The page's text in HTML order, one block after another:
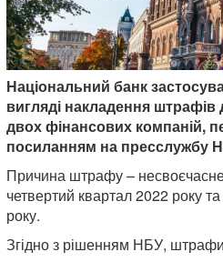
Національний банк
вигляді накладення штрафів
двох фінансових компаній,
посиланням на пресслужбу
Причина штрафу – несвоєчасне
четвертий квартал 2022 року
року.
Згідно з рішенням НБУ,